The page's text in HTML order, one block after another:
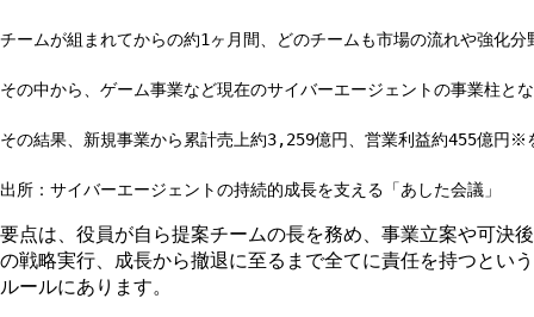
チームが組まれてからの約1ヶ⽉間、どのチームも市場の流れや強化
その中から、ゲーム事業など現在のサイバーエージェントの事業柱と
その結果、新規事業から累計売上約3,259億円、営業利益約455億円
要点は、役員が⾃ら提案チームの⻑を務め、事業⽴案や可決後
の戦略実⾏、成⻑から撤退に⾄るまで全てに責任を持つという
ルールにあります。